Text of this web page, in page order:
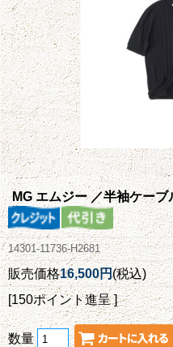
MG エムジー ／半袖ケー
14301-11736-H2681
販売価格16,500円(税込)
[150ポイント進呈 ]
数量